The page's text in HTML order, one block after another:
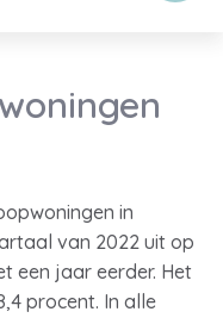
in
van 2022 uit op
een jaar eerder. Het
procent. In alle